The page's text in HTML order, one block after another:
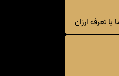
تعرفه ارزان